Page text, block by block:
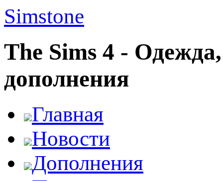
Simstone
The Sims 4 -
дополнения
Главная
Новости
Дополнения